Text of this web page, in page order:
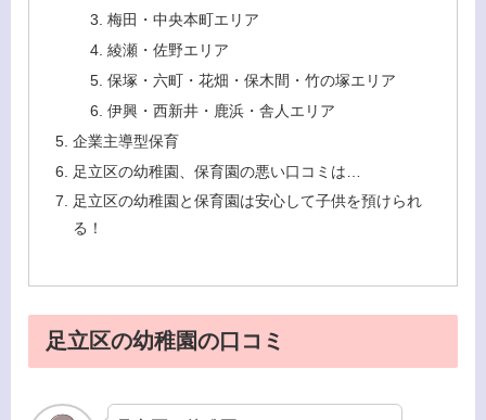
梅田・中央本町エリア
綾瀬・佐野エリア
保塚・六町・花畑・保木間・竹の塚エリア
伊興・西新井・鹿浜・舎人エリア
企業主導型保育
足立区の幼稚園、保育園の悪い口コミは…
足立区の幼稚園と保育園は安心して子供を預けられ
る！
足立区の幼稚園の口コミ